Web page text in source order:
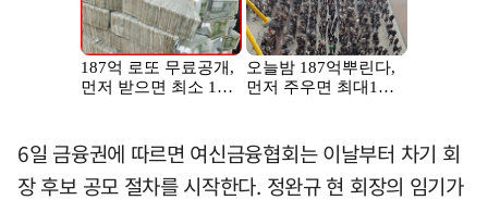
6일 금융권에 따르면 여신금융협회는 이날부터 차기 회
장 후보 공모 절차를 시작한다. 정완규 현 회장의 임기가